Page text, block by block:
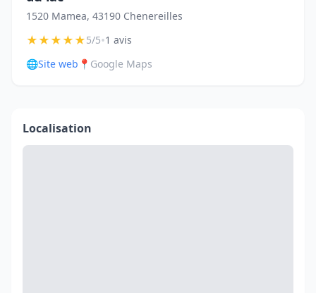
1520 Mamea, 43190 Chenereilles
★★★★★5/5•1 avis
🌐Site web 📍 Google Maps
Localisation